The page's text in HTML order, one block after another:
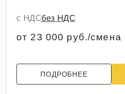
с НДСбез НДС
от 23 000 руб./смена
ПОДРОБНЕЕ